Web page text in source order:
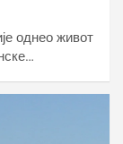
однео живот